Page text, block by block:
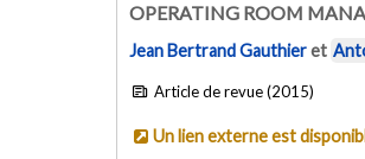
OPERATING ROOM
Jean Bertrand Gauthieret
Article de revue (2015)
Un lien externe est